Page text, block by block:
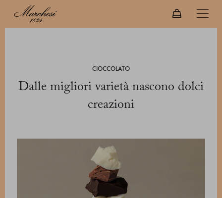
CIOCCOLATO
Dalle migliori varietà nascono dolci
creazioni